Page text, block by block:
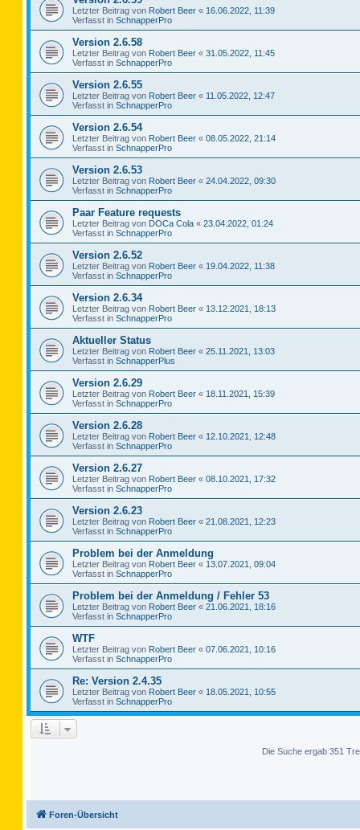
Letzter Beitrag von Robert Beer « 16.06.2022, 11:39
Verfasst in SchnapperPro
Version 2.6.58
Letzter Beitrag von Robert Beer « 31.05.2022, 11:45
Verfasst in SchnapperPro
Version 2.6.55
Letzter Beitrag von Robert Beer « 11.05.2022, 12:47
Verfasst in SchnapperPro
Version 2.6.54
Letzter Beitrag von Robert Beer « 08.05.2022, 21:14
Verfasst in SchnapperPro
Version 2.6.53
Letzter Beitrag von Robert Beer « 24.04.2022, 09:30
Verfasst in SchnapperPro
Paar Feature requests
Letzter Beitrag von DOCa Cola « 23.04.2022, 01:24
Verfasst in SchnapperPro
Version 2.6.52
Letzter Beitrag von Robert Beer « 19.04.2022, 11:38
Verfasst in SchnapperPro
Version 2.6.34
Letzter Beitrag von Robert Beer « 13.12.2021, 18:13
Verfasst in SchnapperPro
Aktueller Status
Letzter Beitrag von Robert Beer « 25.11.2021, 13:03
Verfasst in SchnapperPlus
Version 2.6.29
Letzter Beitrag von Robert Beer « 18.11.2021, 15:39
Verfasst in SchnapperPro
Version 2.6.28
Letzter Beitrag von Robert Beer « 12.10.2021, 12:48
Verfasst in SchnapperPro
Version 2.6.27
Letzter Beitrag von Robert Beer « 08.10.2021, 17:32
Verfasst in SchnapperPro
Version 2.6.23
Letzter Beitrag von Robert Beer « 21.08.2021, 12:23
Verfasst in SchnapperPro
Problem bei der Anmeldung
Letzter Beitrag von Robert Beer « 13.07.2021, 09:04
Verfasst in SchnapperPro
Problem bei der Anmeldung / Fehler 53
Letzter Beitrag von Robert Beer « 21.06.2021, 18:16
Verfasst in SchnapperPro
WTF
Letzter Beitrag von Robert Beer « 07.06.2021, 10:16
Verfasst in SchnapperPro
Re: Version 2.4.35
Letzter Beitrag von Robert Beer « 18.05.2021, 10:55
Verfasst in SchnapperPro
Die Suche ergab 351
Foren-Übersicht